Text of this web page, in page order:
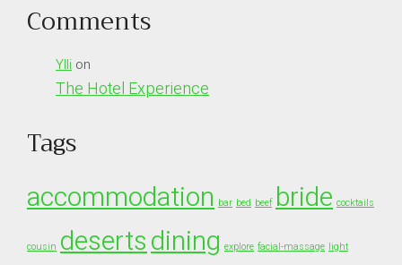
Comments
Ylli on
The Hotel Experience
Tags
accommodation bar bed beef bride cocktails
cousin desertsdining explore facial-massage light